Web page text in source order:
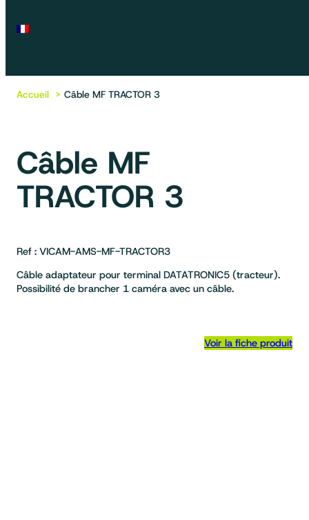
Accueil Câble MF TRACTOR 3
Câble MF
TRACTOR 3
Ref : VICAM-AMS-MF-TRACTOR3
Câble adaptateur pour terminal DATATRONIC5 (tracteur).
Possibilité de brancher 1 caméra avec un câble.
Voir la fiche produit